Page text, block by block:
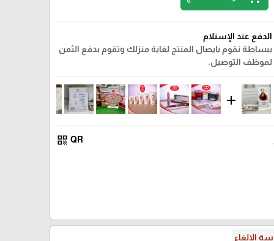
الدفع عند الإستلام
ببساطة نقوم بايصال المنتج لغاية منزلك وتقوم بدفع الثمن
لموظف التوصيل.
add
QR
qr_code
الإلغاء